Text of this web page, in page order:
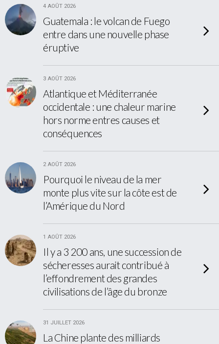
4 AOÛT 2026
Guatemala : le volcan de Fuego
entre dans une nouvelle phase
éruptive
3 AOÛT 2026
Atlantique et Méditerranée
occidentale : une chaleur marine
hors norme entres causes et
conséquences
2 AOÛT 2026
Pourquoi le niveau de la mer
monte plus vite sur la côte est de
l’Amérique du Nord
1 AOÛT 2026
Il y a 3 200 ans, une succession de
sécheresses aurait contribué à
l’effondrement des grandes
civilisations de l’âge du bronze
31 JUILLET 2026
La Chine plante des milliards